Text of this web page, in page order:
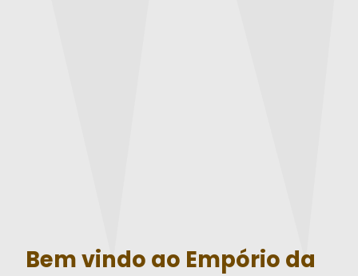
Bem vindo ao Empório da